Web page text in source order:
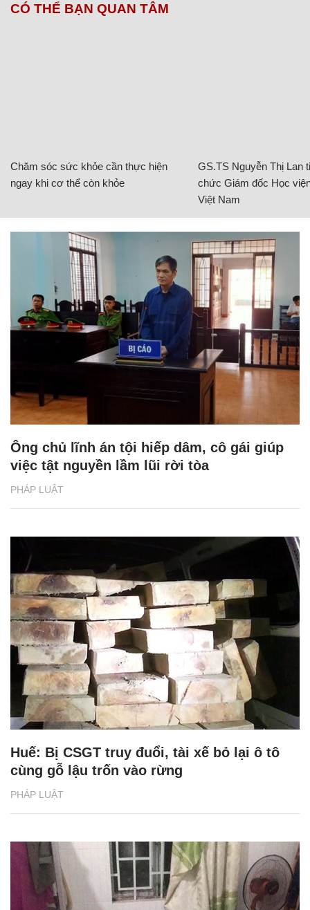
CÓ THỂ BẠN QUAN TÂM
Chăm sóc sức khỏe cần thực hiện
ngay khi cơ thể còn khỏe
GS.TS Nguyễn Thị Lan
chức Giám đốc Học
Việt Nam
PHÁP LUẬT
Ông chủ lĩnh án tội hiếp dâm, cô gái giúp
việc tật nguyền lầm lũi rời tòa
PHÁP LUẬT
Huế: Bị CSGT truy đuổi, tài xế bỏ lại ô tô
cùng gỗ lậu trốn vào rừng